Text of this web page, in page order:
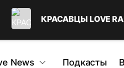
КРАСАВЦЫ LOVE
News Подкасты